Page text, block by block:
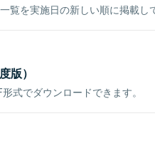
覧を実施日の新しい順に掲載し
版）
式でダウンロードできます。